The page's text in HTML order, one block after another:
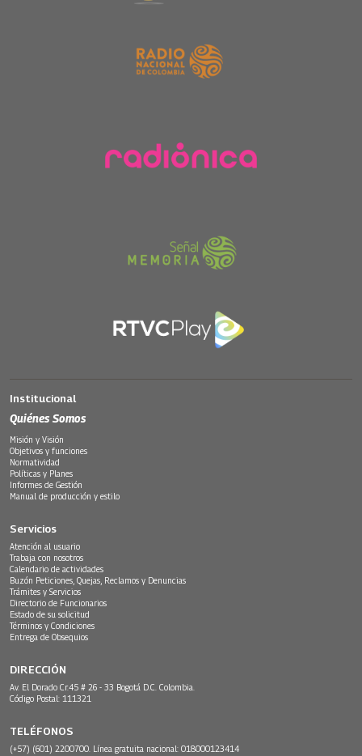
Institucional
Quiénes Somos
Misión y Visión
Objetivos y funciones
Normatividad
Políticas y Planes
Informes de Gestión
Manual de producción y estilo
Servicios
Atención al usuario
Trabaja con nosotros
Calendario de actividades
Buzón Peticiones, Quejas, Reclamos y Denuncias
Trámites y Servicios
Directorio de Funcionarios
Estado de su solicitud
Términos y Condiciones
Entrega de Obsequios
DIRECCIÓN
Av. El Dorado Cr.45 # 26 - 33 Bogotá D.C. Colombia.
Código Postal: 111321
TELÉFONOS
(+57) (601) 2200700. Línea gratuita nacional: 018000123414